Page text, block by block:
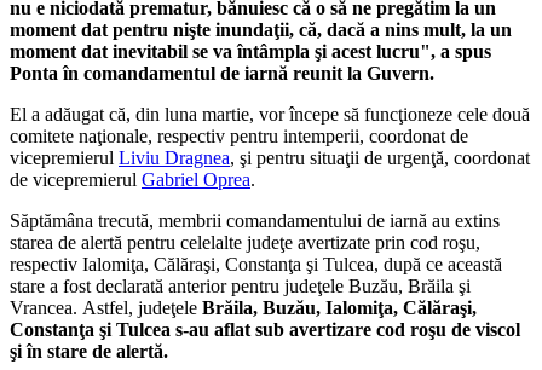
nu e niciodată prematur, bănuiesc că o să ne pregătim la un
moment dat pentru nişte inundaţii, că, dacă a nins mult, la un
moment dat inevitabil se va întâmpla şi acest lucru", a spus
Ponta în comandamentul de iarnă reunit la Guvern.
El a adăugat că, din luna martie, vor începe să funcţioneze cele două
comitete naţionale, respectiv pentru intemperii, coordonat de
vicepremierul Liviu Dragnea, şi pentru situaţii de urgenţă, coordonat
de vicepremierul Gabriel Oprea.
Săptămâna trecută, membrii comandamentului de iarnă au extins
starea de alertă pentru celelalte judeţe avertizate prin cod roşu,
respectiv Ialomiţa, Călăraşi, Constanţa şi Tulcea, după ce această
stare a fost declarată anterior pentru judeţele Buzău, Brăila şi
Vrancea. Astfel, judeţele Brăila, Buzău, Ialomiţa, Călăraşi,
Constanţa şi Tulcea s-au aflat sub avertizare cod roşu de viscol
şi în stare de alertă.